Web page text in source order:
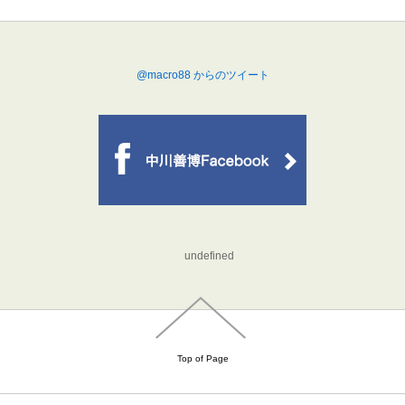
@macro88 からのツイート
undefined
Top of Page